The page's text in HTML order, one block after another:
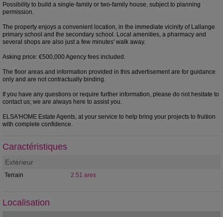
Possibility to build a single-family or two-family house, subject to planning
permission.
The property enjoys a convenient location, in the immediate vicinity of Lallange
primary school and the secondary school. Local amenities, a pharmacy and
several shops are also just a few minutes' walk away.
Asking price: €500,000 Agency fees included.
The floor areas and information provided in this advertisement are for guidance
only and are not contractually binding.
If you have any questions or require further information, please do not hesitate to
contact us; we are always here to assist you.
ELSA'HOME Estate Agents, at your service to help bring your projects to fruition
with complete confidence.
Caractéristiques
Extérieur
Terrain 2.51 ares
Localisation